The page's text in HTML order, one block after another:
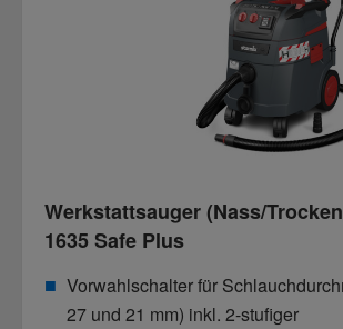
Werkstattsauger (Nass/
1635 Safe Plus
Vorwahlschalter für
27 und 21 mm) inkl. 2-stufiger